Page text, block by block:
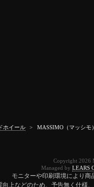
ホイール > MASSIMO（マッシモ
Copyright 2026
Managed by LEARS
モニターや印刷環境により
向上などのため、予告無く仕様